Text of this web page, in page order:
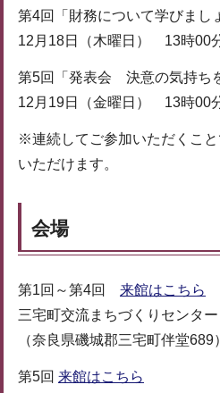
第4回「財務について学びまし
12月18日（木曜日） 13時00
第5回「発表会 決意の気持ち
12月19日（金曜日） 13時00
※連続してご参加いただくこ
いただけます。
会場
第1回～第4回 来館はこちら
三宅町交流まちづくりセンタ
（奈良県磯城郡三宅町伴堂689）
第5回 来館はこちら